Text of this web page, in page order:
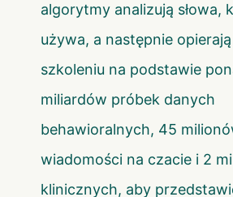
algorytmy analizują słowa,
używa, a następnie
szkoleniu na podstawie
miliardów próbek danych
behawioralnych, 45
wiadomości na czacie i 2
klinicznych, aby